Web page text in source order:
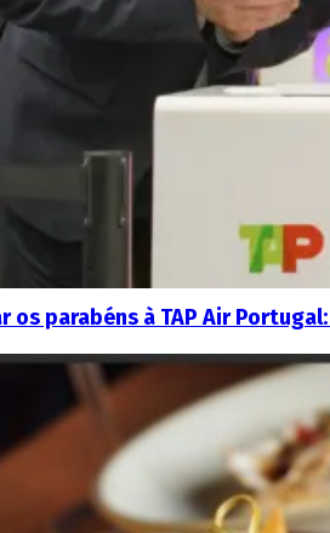
os parabéns à TAP Air